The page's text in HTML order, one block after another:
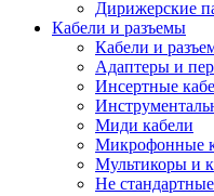
Дирижерские
Кабели и разъемы
Кабели и
Адаптеры и
Инсертные
Миди кабели
Микрофонные
Мультикоры и
Не